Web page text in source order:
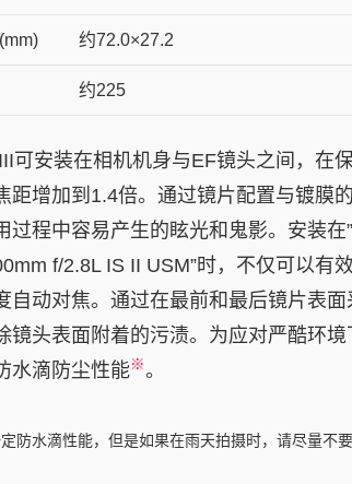
约72.0×27.2
约225
可安装在相机机身与EF镜头之间，在
距增加到1.4倍。通过镜片配置与镀膜
过程中容易产生的眩光和鬼影。安装在
f/2.8L IS II USM”时，不仅可以有
自动对焦。通过在最前和最后镜片表面
镜头表面附着的污渍。为应对严酷环
水滴防尘性能※。
防水滴性能，但是如果在雨天拍摄时，请尽量不要